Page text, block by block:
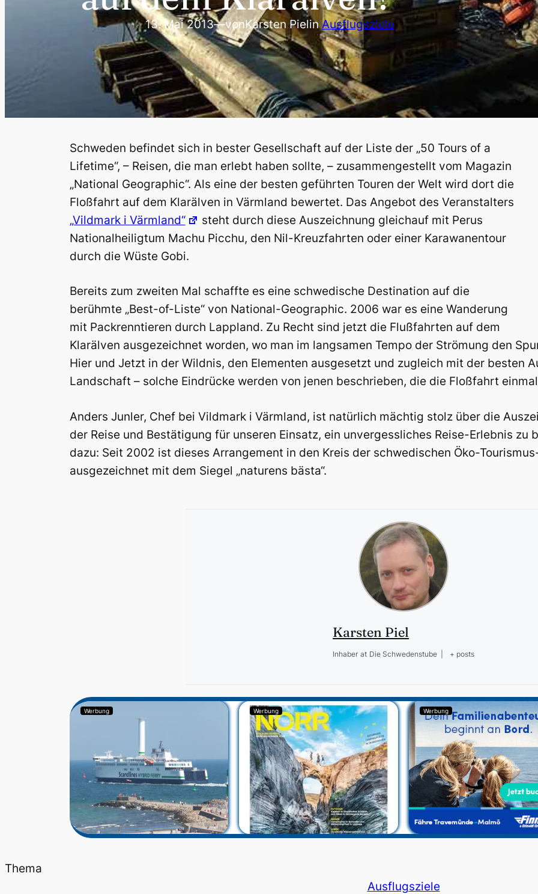
13. Mai 2013—vonKarsten PielinAusflugsziele
Schweden befindet sich in bester Gesellschaft auf der Liste der „50 Tours of a
Lifetime“, – Reisen, die man erlebt haben sollte, – zusammengestellt vom Magazin
„National Geographic“. Als eine der besten geführten Touren der Welt wird dort die
Floßfahrt auf dem Klarälven in Värmland bewertet. Das Angebot des Veranstalters
„Vildmark i Värmland“
steht durch diese Auszeichnung gleichauf mit Perus
Nationalheiligtum Machu Picchu, den Nil-Kreuzfahrten oder einer Karawanentour
durch die Wüste Gobi.
Bereits zum zweiten Mal schaffte es eine schwedische Destination auf die
berühmte „Best-of-Liste“ von National-Geographic. 2006 war es eine Wanderung
mit Packrenntieren durch Lappland. Zu Recht sind jetzt die Flußfahrten auf dem
Klarälven ausgezeichnet worden, wo man im langsamen Tempo der Strömung den
Hier und Jetzt in der Wildnis, den Elementen ausgesetzt und zugleich mit der besten
Landschaft – solche Eindrücke werden von jenen beschrieben, die die Floßfahrt
Anders Junler, Chef bei Vildmark i Värmland, ist natürlich mächtig stolz über die
der Reise und Bestätigung für unseren Einsatz, ein unvergessliches Reise-Erlebnis zu
dazu: Seit 2002 ist dieses Arrangement in den Kreis der schwedischen Öko-
ausgezeichnet mit dem Siegel „naturens bästa“.
Karsten Piel
Inhaber at Die Schwedenstube + posts
Werbung Werbung Werbung
Thema
Ausflugsziele